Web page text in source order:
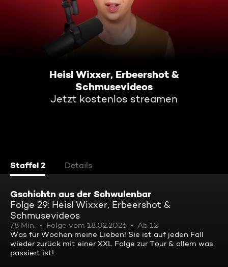
Heisl Wixxer, Erbeershot &
Schmusevideos
Jetzt kostenlos streamen
Staffel 2 Details
Gschichtn aus der Schwulenbar
Folge 29: Heisl Wixxer, Erbeershot &
Schmusevideos
78 Min. Folge vom 18.02.2026
Ab 12
Was für Wochen meine Lieben! Sie ist auf jeden Fall
wieder zurück mit einer XXL Folge zur Tour & allem was
passiert ist!